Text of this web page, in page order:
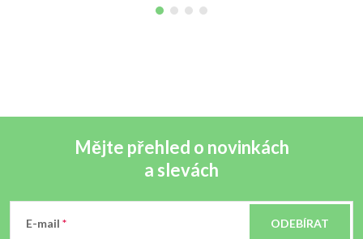
Mějte přehled o novinkách
a slevách
E-mail ODEBÍRAT